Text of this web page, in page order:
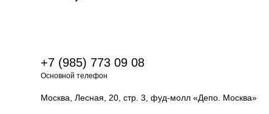
+7 (985) 773 09 08
Основной телефон
Москва, Лесная, 20, стр. 3, фуд-молл «Депо. Москва»